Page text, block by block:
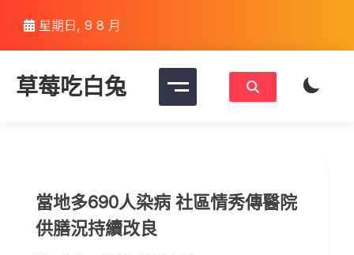
content
星期日, 9 8 月
草莓吃白兔
當地多690人染病 社區情秀傳醫院
供膳況持續改良